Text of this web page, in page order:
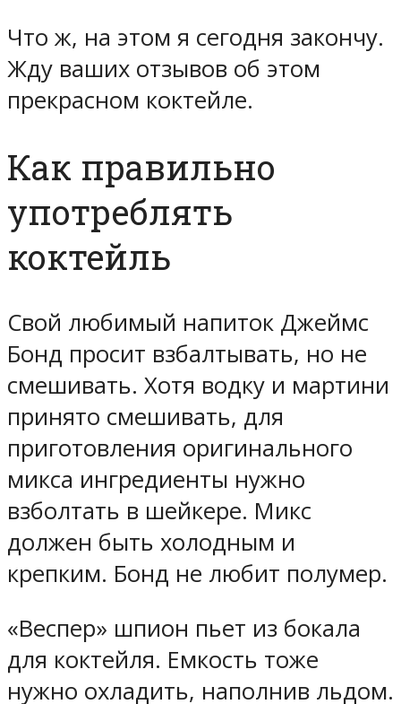
Что ж, на этом я сегодня закончу.
Жду ваших отзывов об этом
прекрасном коктейле.
Как правильно
употреблять
коктейль
Свой любимый напиток Джеймс
Бонд просит взбалтывать, но не
смешивать. Хотя водку и мартини
принято смешивать, для
приготовления оригинального
микса ингредиенты нужно
взболтать в шейкере. Микс
должен быть холодным и
крепким. Бонд не любит полумер.
«Веспер» шпион пьет из бокала
для коктейля. Емкость тоже
нужно охладить, наполнив льдом.